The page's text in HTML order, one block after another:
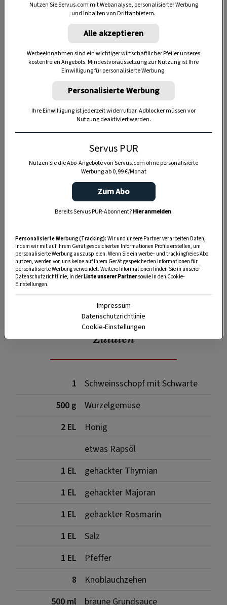
Anzeige
SPEICHERN DRUCKEN
Zutaten
1
Schweinsschopf mit Schwarte
500 g
Wurzelgemüse
2 EL
Honig
etwas Rapsöl
1 EL
gehackter Thymian
1 EL
gehackter Majoran
1 EL
gehackter Rosmarin
1 EL
Salz
1 EL
Pfeffer
8
Knoblauchzehen
500 ml
braune Grundsauce
Nutzen Sie Servus.com mit Webanalyse, personalisierter Werbung
und Inhalten von Drittanbietern.
Alle akzeptieren
Werbeeinnahmen sind ein wichtiger wirtschaftlicher Pfeiler unseres
kostenfreien Angebots. Mindestvoraussetzung zur Nutzung ist Ihre
Einwilligung für personalisierte Werbung.
Personalisierte Werbung
Ihre Einwilligung ist jederzeit widerrufbar. Adblocker müssen vor
Nutzung deaktiviert werden.
Servus PUR
Nutzen Sie die Abo-Angebote von Servus.com ohne personalisierte
Werbung ab 0,99 €/Monat
Zum Abo
Bereits Servus PUR-Abonnent?Hier anmelden.
Personalisierte Werbung (Tracking): Wir und unsere Partner verarbeiten Daten,
indem wir mit auf Ihrem Gerät gespeicherten Informationen Profile erstellen, um
personalisierte Werbung auszuspielen. Wenn Sie ein werbe– und trackingfreies Abo
nutzen, werden von uns keine auf Ihrem Gerät gespeicherten Informationen für
personalisierte Werbung verwendet. Weitere Informationen finden Sie in unserer
Datenschutzrichtlinie, in derListe unserer Partnersowie in den Cookie-
Einstellungen.
Impressum
Datenschutzrichtlinie
Cookie-Einstellungen